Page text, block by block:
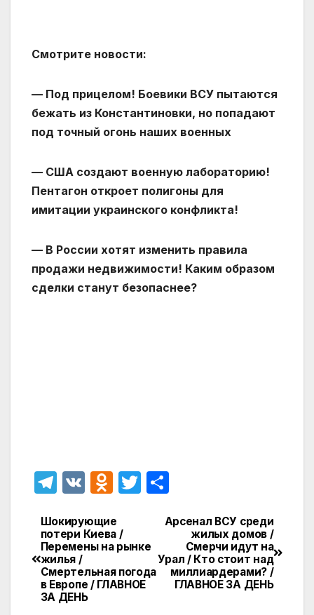
Смотрите новости:
— Под прицелом! Боевики ВСУ пытаются
бежать из Константиновки, но попадают
под точный огонь наших военных
— США создают военную лабораторию!
Пентагон откроет полигоны для
имитации украинского конфликта!
— В России хотят изменить правила
продажи недвижимости! Каким образом
сделки станут безопаснее?
T
e
gr
a
m
V
O
n
o
kl
a
T
er
п
а
в
Навигация
по
записям
Арсенал ВСУ среди
жилых домов /
Смерчи идут на
Урал / Кто стоит над
миллиардерами? /
ГЛАВНОЕ ЗА ДЕНЬ
Шокирующие
потери Киева /
Перемены на рынке
жилья /
Смертельная погода
в Европе / ГЛАВНОЕ
ЗА ДЕНЬ